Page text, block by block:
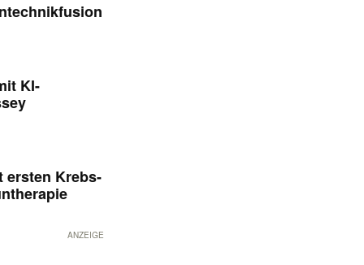
KI-
ersten Krebs-
ANZEIGE